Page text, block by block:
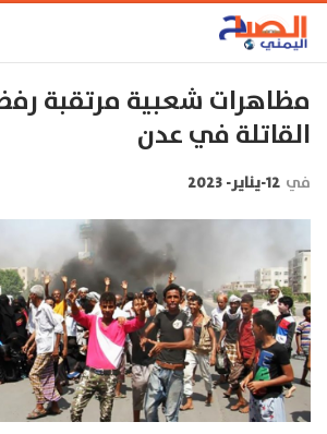
مظاهرات شعبية مرتقبة
القاتلة في عدن
في 12-يناير- 2023